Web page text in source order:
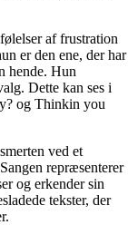
af frustration
er den ene, der har
hende. Hun
Dette kan ses i
og Thinkin you
ved et
repræsenterer
og erkender sin
tekster, der